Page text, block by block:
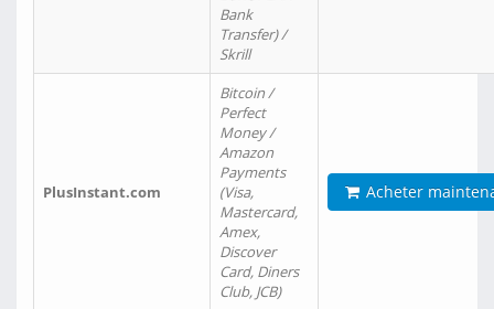
Bank
Transfer) /
Skrill
PlusInstant.com
Bitcoin /
Perfect
Money /
Amazon
Payments
(Visa,
Mastercard,
Amex,
Discover
Card, Diners
Club, JCB)
Acheter